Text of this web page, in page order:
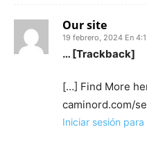
Our site
19 febrero, 2024 En
… [Trackback]
[…] Find More
caminord.com/
Iniciar sesión